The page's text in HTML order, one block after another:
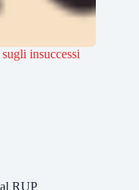
insuccessi
RUP